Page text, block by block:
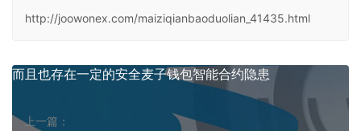
http://joowonex.com/maiziqianbaoduolian_41435.html
上一篇：
而且也存在一定的安全麦子钱包智能合约隐患